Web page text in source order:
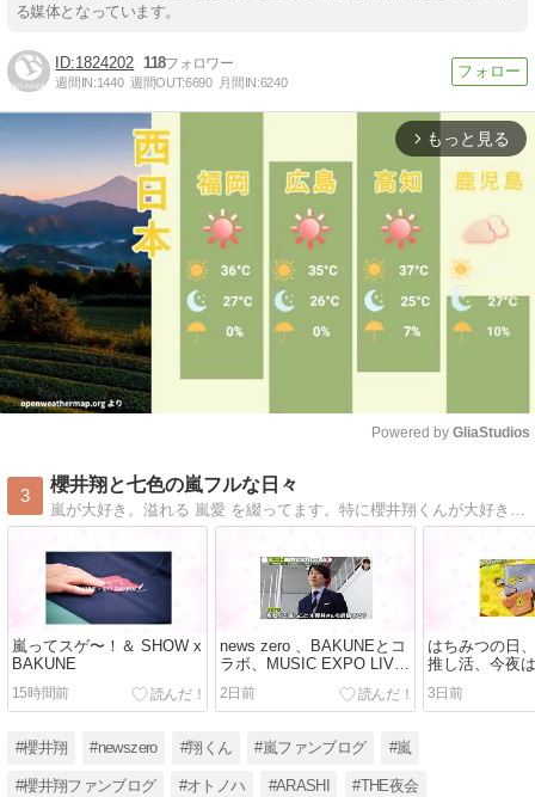
る媒体となっています。
1824202 118
週間IN:1440 週間OUT:6690 月間IN:6240
arrow_forward_ios もっと見る
Powered by GliaStudios
3
櫻井翔と七色の嵐フルな日々
嵐が大好き。溢れる 嵐愛 を綴ってます。特に櫻井翔くんが大好き、日々嵐の５人に癒されてます。
嵐ってスゲ〜！＆ SHOW x
BAKUNE
15時間前
news zero 、BAKUNEとコ
ラボ、MUSIC EXPO LIVE
2026 in TAIPEI の挨拶動画
2日前
はちみつの日
推し活、今夜
3日前
#櫻井翔 #newszero #翔くん #嵐ファンブログ #嵐
#櫻井翔ファンブログ #オトノハ #ARASHI #THE夜会